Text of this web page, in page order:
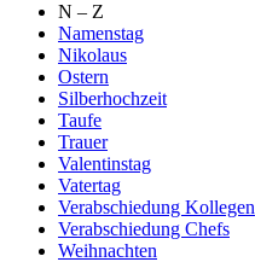
N – Z
Namenstag
Nikolaus
Ostern
Silberhochzeit
Taufe
Trauer
Valentinstag
Vatertag
Verabschiedung Kollegen
Verabschiedung Chefs
Weihnachten